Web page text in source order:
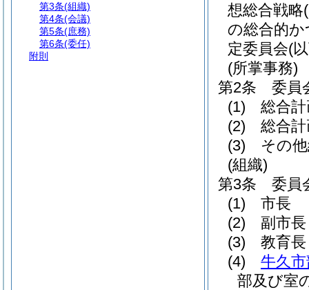
想総合戦略
の総合的
定委員会(
(所掌事務)
第2条
委員
(1)
総合
(2)
総合
(3)
その
(組織)
第3条
委員
(1)
市長
(2)
副市長
(3)
教育長
(4)
牛久
部及び室
第3条(組織)
第4条(会議)
第5条(庶務)
第6条(委任)
附則